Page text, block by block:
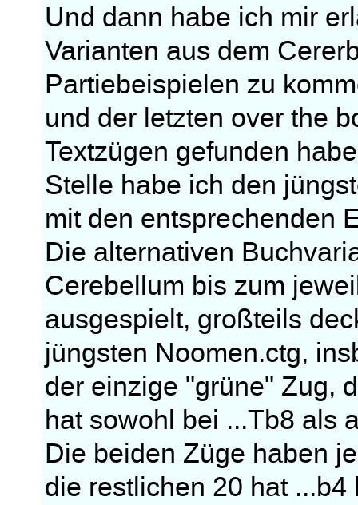
Und dann habe ich mir
Varianten aus dem
Partiebeispielen zu
und der letzten over the
Textzügen gefunden
Stelle habe ich den
mit den entsprechenden
Die alternativen
Cerebellum bis zum
ausgespielt, großteils
jüngsten Noomen.ctg,
der einzige "grüne" Zug,
hat sowohl bei ...Tb8 als
Die beiden Züge haben
die restlichen 20 hat ...b4